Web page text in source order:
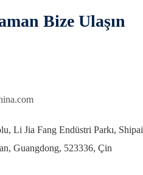
Bize Ulaşın
Li Jia Fang Endüstri Parkı, Shipai
Guangdong, 523336, Çin